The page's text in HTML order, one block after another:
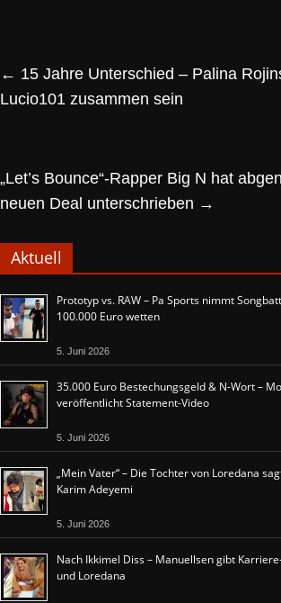
← 15 Jahre Unterschied – Palina
Lucio101 zusammen sein
„Let’s Bounce“-Rapper Big N hat
neuen Deal unterschrieben →
Aktuell
Prototyp vs. RAW – Pa Sports nimmt
100.000 Euro wetten
5. Juni 2026
35.000 Euro Bestechungsgeld & N-Wort –
veröffentlicht Statement-Video
5. Juni 2026
„Mein Vater“ – Die Tochter von Loredana
Karim Adeyemi
5. Juni 2026
Nach Ikkimel Diss – Manuellsen gibt
und Loredana